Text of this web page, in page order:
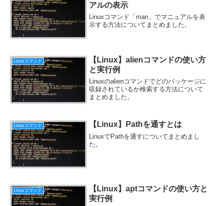
アルの表示
Linuxコマンド「man」でマニュアルを表
示する方法についてまとめました。
Linuxコマンド
【Linux】alienコマンドの使い方
と実行例
Linuxのalienコマンドでどのパッケージに
収録されているか検索する方法について
まとめました。
Linuxコマンド 【Linux】Pathを通すとは
LinuxでPathを通すについてまとめまし
た。
Linuxコマンド
【Linux】aptコマンドの使い方と
実行例